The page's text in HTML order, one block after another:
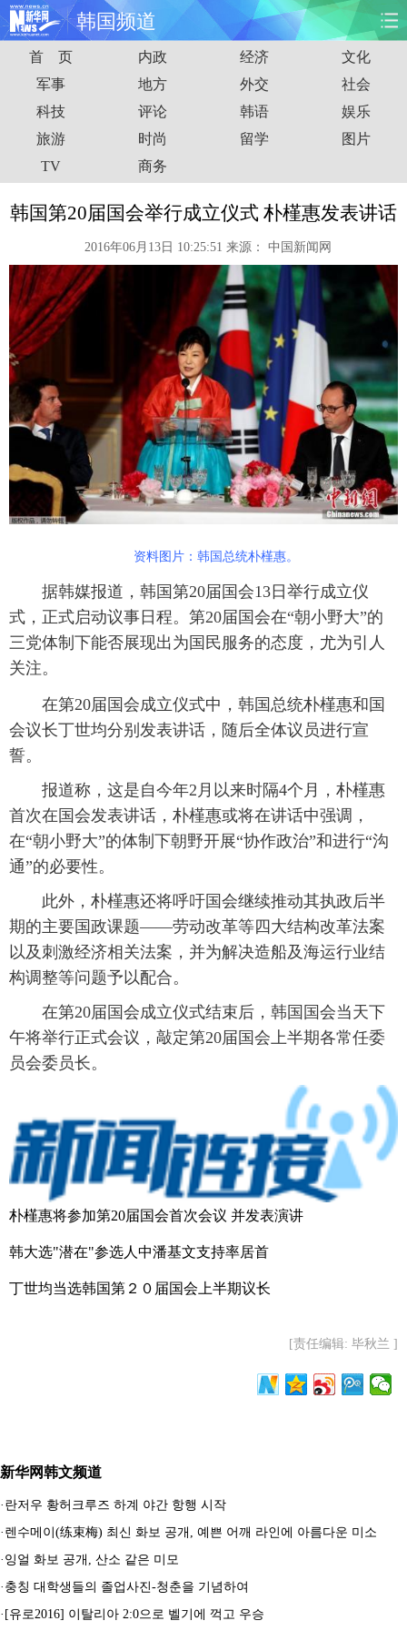
韩国频道
首页 时政 国际 财经
娱乐 体育 人事 教育
时尚 思客
港澳 台湾 华人 汽车
能源 房产
图片 彩票 食品
旅游 健康 信息化
金融 公益 军事 无人机
富媒体 摄影 新华广播
新华电视中文 新华电视英文 返回PC
首 页 内政 经济
文化
军事
地方 外交
社会
科技
评论 韩语
娱乐
旅游
时尚 留学
图片
TV
商务
韩国第20届国会举行成立仪式 朴槿惠发表讲话
2016年06月13日 10:25:51 来源： 中国新闻网
资料图片：韩国总统朴槿惠。
据韩媒报道，韩国第20届国会13日举行成立仪
式，正式启动议事日程。第20届国会在“朝小野大”的
三党体制下能否展现出为国民服务的态度，尤为引人
关注。
在第20届国会成立仪式中，韩国总统朴槿惠和国
会议长丁世均分别发表讲话，随后全体议员进行宣
誓。
报道称，这是自今年2月以来时隔4个月，朴槿惠
首次在国会发表讲话，朴槿惠或将在讲话中强调，
在“朝小野大”的体制下朝野开展“协作政治”和进行“沟
通”的必要性。
此外，朴槿惠还将呼吁国会继续推动其执政后半
期的主要国政课题——劳动改革等四大结构改革法案
以及刺激经济相关法案，并为解决造船及海运行业结
构调整等问题予以配合。
在第20届国会成立仪式结束后，韩国国会当天下
午将举行正式会议，敲定第20届国会上半期各常任委
员会委员长。
朴槿惠将参加第20届国会首次会议 并发表演讲
韩大选"潜在"参选人中潘基文支持率居首
丁世均当选韩国第２０届国会上半期议长
[责任编辑: 毕秋兰 ]
新华网韩文频道
· 란저우 황허크루즈 하계 야간 항행 시작
· 렌수메이(练束梅) 최신 화보 공개, 예쁜 어깨 라인에 아름다운 미소
· 잉얼 화보 공개, 산소 같은 미모
· 충칭 대학생들의 졸업사진-청춘을 기념하여
· [유로2016] 이탈리아 2:0으로 벨기에 꺽고 우승